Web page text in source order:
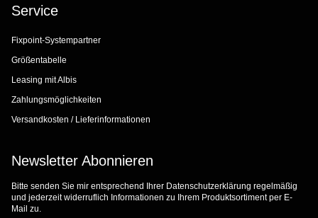
Service
Fixpoint-Systempartner
Größentabelle
Leasing mit Albis
Zahlungsmöglichkeiten
Versandkosten / Lieferinformationen
Newsletter Abonnieren
Bitte senden Sie mir entsprechend Ihrer Datenschutzerklärung regelmäßig
und jederzeit widerruflich Informationen zu Ihrem Produktsortiment per E-
Mail zu.